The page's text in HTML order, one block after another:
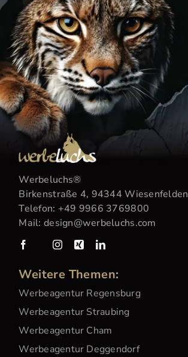
Werbeluchs®
Birkenstraße 4, 94344 Wiesenfelden
Telefon: +49 9966 3769800
Mail: design@werbeluchs.com
Weitere Themen:
Werbeagentur Regensburg
Werbeagentur Straubing
Werbeagentur Cham
Werbeagentur Deggendorf